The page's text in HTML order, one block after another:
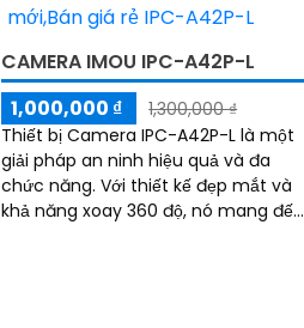
CAMERA IMOU IPC-A42P-L
1,000,000 ₫
1,300,000 ₫
Thiết bị Camera IPC-A42P-L là một
giải pháp an ninh hiệu quả và đa
chức năng. Với thiết kế đẹp mắt và
khả năng xoay 360 độ, nó mang đến